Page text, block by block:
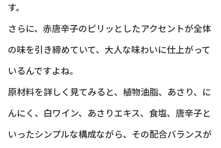
す。
さらに、赤唐辛子のピリッとしたアクセントが全体
の味を引き締めていて、大人な味わいに仕上がって
いるんですよね。
原材料を詳しく見てみると、植物油脂、あさり、に
んにく、白ワイン、あさりエキス、食塩、唐辛子と
いったシンプルな構成ながら、その配合バランスが